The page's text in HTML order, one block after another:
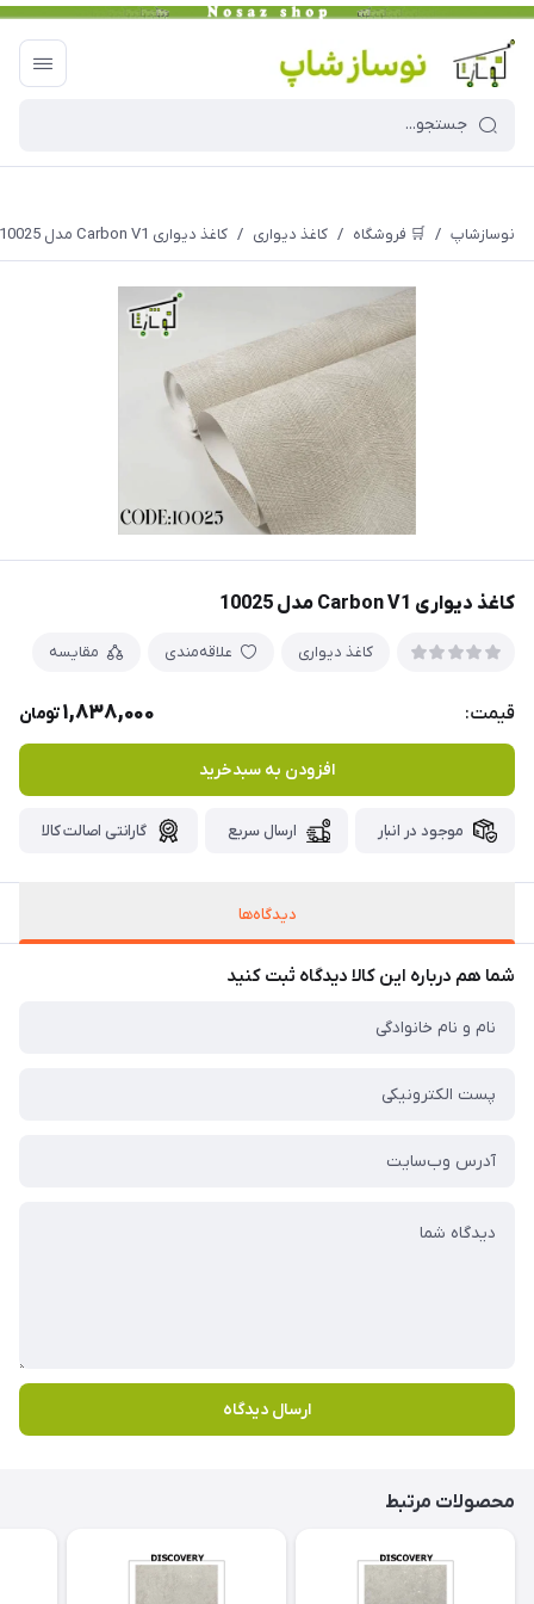
نوسازشاپ / 🛒 فروشگاه / کاغذ دیواری / کاغذ دیواری Carbon V1 مدل 10025
کاغذ دیواری Carbon V1 مدل 10025
کاغذ دیواری علاقه‌مندی مقایسه
قیمت: 1,838,000تومان
افزودن به سبدخرید
موجود در انبار ارسال سریع گارانتی اصالت کالا
دیدگاه‌ها
شما هم درباره این کالا دیدگاه ثبت کنید
ارسال دیدگاه
محصولات مرتبط